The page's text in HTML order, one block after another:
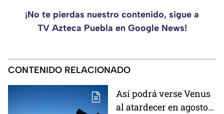
¡No te pierdas nuestro contenido, sigue a
TV Azteca Puebla en Google News!
CONTENIDO RELACIONADO
Así podrá verse Venus
al atardecer en agosto